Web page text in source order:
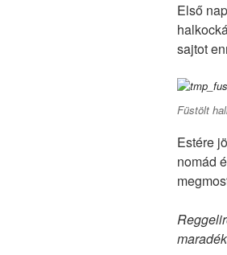
Első
sajtot
Füstölt
Estére
nomád